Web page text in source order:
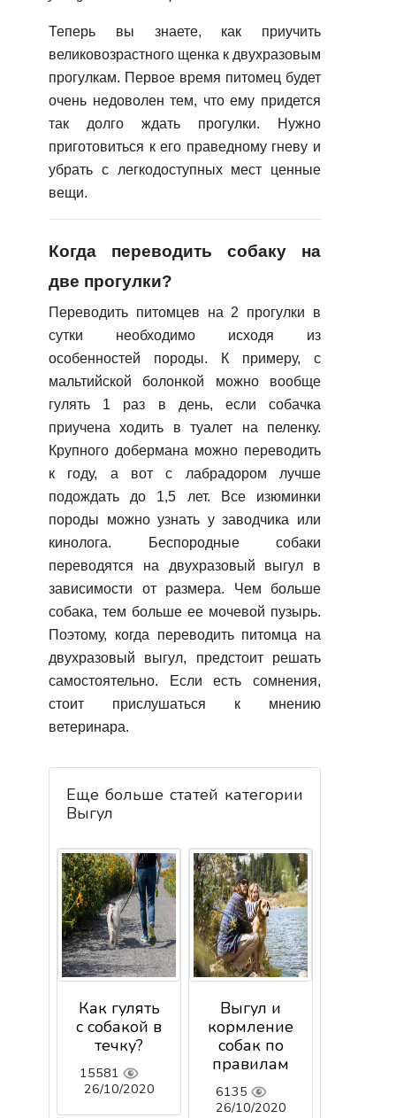
Теперь вы знаете, как приучить
великовозрастного щенка к двухразовым
прогулкам. Первое время питомец будет
очень недоволен тем, что ему придется
так долго ждать прогулки. Нужно
приготовиться к его праведному гневу и
убрать с легкодоступных мест ценные
вещи.
Когда переводить собаку на
две прогулки?
Переводить питомцев на 2 прогулки в
сутки необходимо исходя из
особенностей породы. К примеру, с
мальтийской болонкой можно вообще
гулять 1 раз в день, если собачка
приучена ходить в туалет на пеленку.
Крупного добермана можно переводить
к году, а вот с лабрадором лучше
подождать до 1,5 лет. Все изюминки
породы можно узнать у заводчика или
кинолога. Беспородные собаки
переводятся на двухразовый выгул в
зависимости от размера. Чем больше
собака, тем больше ее мочевой пузырь.
Поэтому, когда переводить питомца на
двухразовый выгул, предстоит решать
самостоятельно. Если есть сомнения,
стоит прислушаться к мнению
ветеринара.
Еще больше статей категории
Выгул
Как гулять
с собакой в
течку?
15581
26/10/2020
Выгул и
кормление
собак по
правилам
6135
26/10/2020